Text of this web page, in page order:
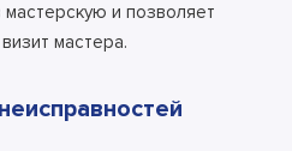
мастерскую и позволяет
мастера.